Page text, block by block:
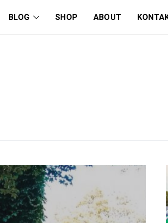
BLOG SHOP ABOUT